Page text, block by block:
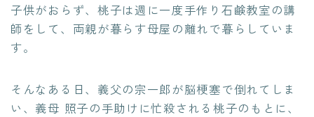
子供がおらず、桃子は週に一度手作り石鹸教室の講
師をして、両親が暮らす母屋の離れで暮らしていま
す。
そんなある日、義父の宗一郎が脳梗塞で倒れてしま
い、義母 照子の手助けに忙殺される桃子のもとに、